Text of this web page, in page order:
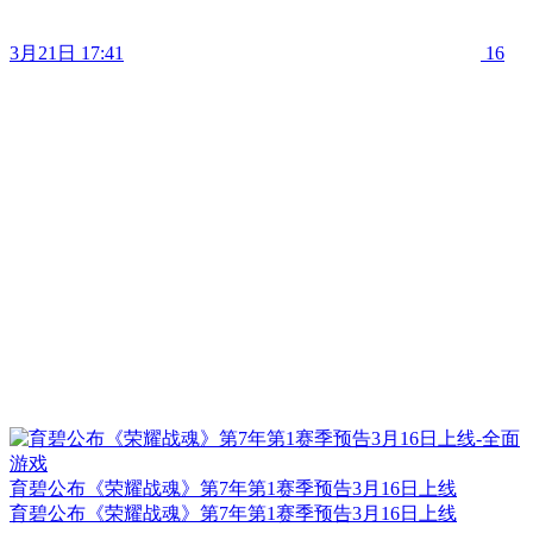
3月21日 17:41 16
育碧公布《荣耀战魂》第7年第1赛季预告3月16日上线
育碧公布《荣耀战魂》第7年第1赛季预告3月16日上线